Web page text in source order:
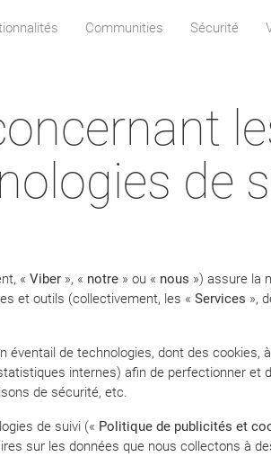
Communities Sécurité
de
« Viber », « notre » ou « nous ») assure la
et outils (collectivement, les « Services »,
de technologies, dont des
internes) afin de perfectionner et
de sécurité, etc.
de suivi (« Politique de publicités et
sur les données que nous collectons à